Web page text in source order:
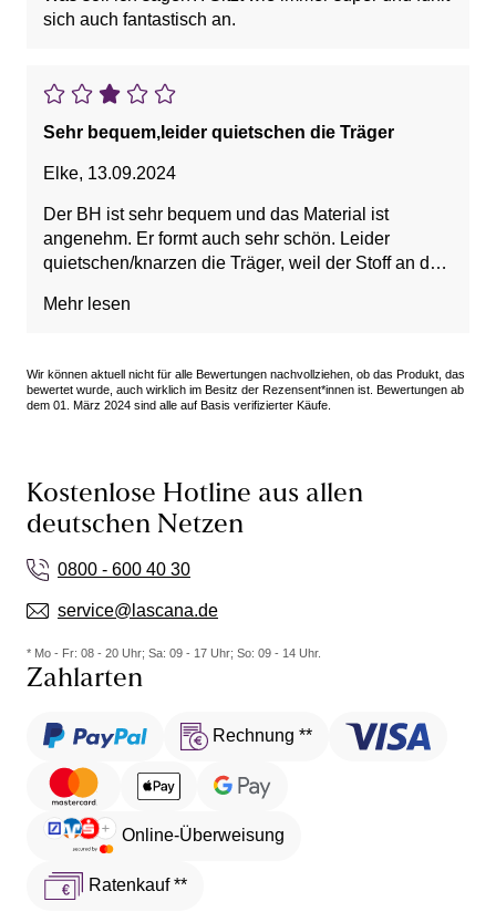
sich auch fantastisch an.
Sehr bequem,leider quietschen die Träger
Elke, 13.09.2024
Der BH ist sehr bequem und das Material ist
angenehm. Er formt auch sehr schön. Leider
quietschen/knarzen die Träger, weil der Stoff an den
Mehr lesen
Wir können aktuell nicht für alle Bewertungen nachvollziehen, ob das Produkt, das
bewertet wurde, auch wirklich im Besitz der Rezensent*innen ist. Bewertungen ab
dem 01. März 2024 sind alle auf Basis verifizierter Käufe.
Kostenlose Hotline aus allen
deutschen Netzen
0800 - 600 40 30
service@lascana.de
* Mo - Fr: 08 - 20 Uhr; Sa: 09 - 17 Uhr; So: 09 - 14 Uhr.
Zahlarten
Rechnung **
Online-Überweisung
Ratenkauf **